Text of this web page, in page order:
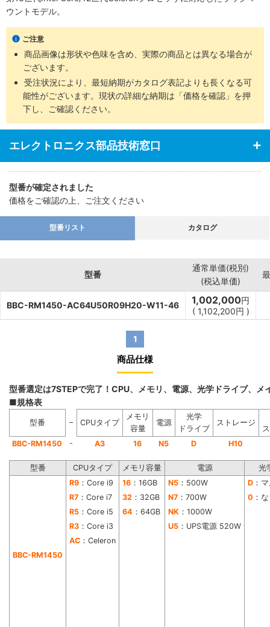
ウントモデル。
ご注意
商品画像は形状や色味を含め、実際の商品とは異なる場合が
ございます。
受注状況により、最短納期がカタログ表記よりも長くなる可
能性がございます。現状の詳細な納期は「価格を確認」を押
下し、ご確認ください。
エレクトロニクス部品技術窓口
型番が確定されました
価格をご確認の上、ご注文ください
型番リスト カタログ
型番
通常単価(税別)
(税込単価)
BBC-RM1450-AC64U50R09H20-W11-46 1,002,000円
( 1,102,200円 )
1
商品仕様
型番選定は7STEPで完了！CPU、メモリ、電源、光学ドライブ、
■規格表
型番 − CPUタイプ
メモリ
容量
電源
光学
ドライブ
ストレージ
BBC-RM1450
- A3 16 N5 D H10
型番 CPUタイプ メモリ容量 電源 光
BBC-RM1450
R9 ：Core i9 16 ：16GB N5 ：500W D ：
R7 ：Core i7 32 ：32GB N7 ：700W 0 ：
R5 ：Core i5 64 ：64GB NK ：1000W
R3 ：Core i3 U5 ：UPS電源 520W
AC ：Celeron